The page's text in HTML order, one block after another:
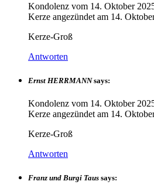
Kondolenz vom 14. Oktober
Kerze angezündet am 14.
Kerze-Groß
Antworten
Ernst HERRMANN says:
Kondolenz vom 14. Oktober
Kerze angezündet am 14.
Kerze-Groß
Antworten
Franz und Burgi Taus says: